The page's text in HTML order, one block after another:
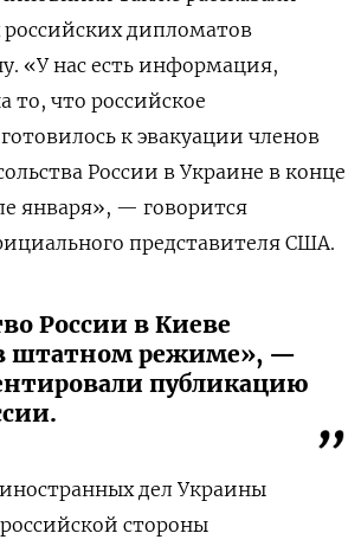
российских дипломатов
«У нас есть информация,
то, что российское
к эвакуации членов
России в Украине в конце
января», — говорится
представителя США.
России в Киеве
в штатном режиме», —
публикацию
дел Украины
стороны